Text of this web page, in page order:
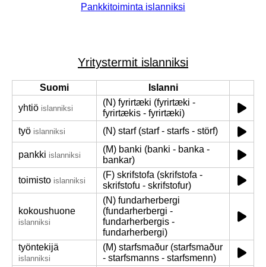
Pankkitoiminta islanniksi
Yritystermit islanniksi
Suomi
Islanni
yhtiö islanniksi
(N) fyrirtæki (fyrirtæki -
fyrirtækis - fyrirtæki)
työ islanniksi (N) starf (starf - starfs - störf)
pankki islanniksi
(M) banki (banki - banka -
bankar)
toimisto islanniksi
(F) skrifstofa (skrifstofa -
skrifstofu - skrifstofur)
kokoushuone
islanniksi
(N) fundarherbergi
(fundarherbergi -
fundarherbergis -
fundarherbergi)
työntekijä
islanniksi
(M) starfsmaður (starfsmaður
- starfsmanns - starfsmenn)